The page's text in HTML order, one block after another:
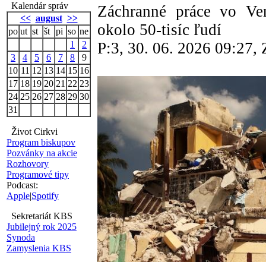
Kalendár správ
<< august >>
po ut st št pi so ne
1
2
3
4 5 6 7 8
9
10 11 12 13 14 15 16
17 18 19 20 21 22 23
24 25 26 27 28 29 30
31
Život Cirkvi
Program biskupov
Pozvánky na akcie
Rozhovory
Programové tipy
Podcast:
Apple|Spotify
Sekretariát KBS
Jubilejný rok 2025
Synoda
Zamyslenia KBS
Záchranné práce vo
okolo 50-tisíc ľudí
P:3, 30. 06. 2026 09:27,